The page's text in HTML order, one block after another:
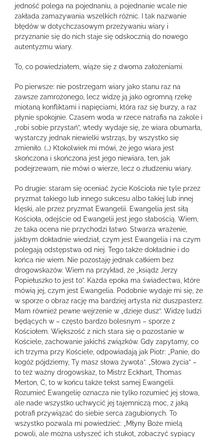
jedność polega na pojednaniu, a pojednanie wcale nie
zakłada zamazywania wszelkich różnic. I tak nazwanie
błędów w dotychczasowym przeżywaniu wiary i
przyznanie się do nich staje się odskocznią do nowego
autentyzmu wiary.
To, co powiedziałem, wiąże się z dwoma założeniami.
Po pierwsze: nie postrzegam wiary jako stanu raz na
zawsze zamrożonego, lecz widzę ją jako ogromną rzekę
miotaną konfliktami i napięciami, która raz się burzy, a raz
płynie spokojnie. Czasem woda w rzece natrafia na zakole i
„robi sobie przystań”, wtedy wydaje się, że wiara obumarła,
wystarczy jednak niewielki wstrząs, by wszystko się
zmieniło. (…) Ktokolwiek mi mówi, że jego wiara jest
skończona i skończona jest jego niewiara, ten, jak
podejrzewam, nie mówi o wierze, lecz o złudzeniu wiary.
Po drugie: staram się oceniać życie Kościoła nie tyle przez
pryzmat takiego lub innego sukcesu albo takiej lub innej
klęski, ale przez pryzmat Ewangelii. Ewangelia jest siłą
Kościoła, odejście od Ewangelii jest jego słabością. Wiem,
że taka ocena nie przychodzi łatwo. Stwarza wrażenie,
jakbym dokładnie wiedział, czym jest Ewangelia i na czym
polegają odstępstwa od niej. Tego także dokładnie i do
końca nie wiem. Nie pozostaję jednak całkiem bez
drogowskazów. Wiem na przykład, że „ksiądz Jerzy
Popiełuszko to jest to”. Każda epoka ma świadectwa, które
mówią jej, czym jest Ewangelia. Podobnie wydaje mi się, że
w sporze o obraz rację ma bardziej artysta niż duszpasterz.
Mam również pewne wejrzenie w „dzieje dusz”. Widzę ludzi
będących w – często bardzo bolesnym – sporze z
Kościołem. Większość z nich stara się o pozostanie w
Kościele, zachowanie jakichś związków. Gdy zapytamy, co
ich trzyma przy Kościele, odpowiadają jak Piotr: „Panie, do
kogóż pójdziemy, Ty masz słowa żywota”. „Słowa życia” –
to też ważny drogowskaz, to Mistrz Eckhart, Thomas
Merton, C, to w końcu także tekst samej Ewangelii.
Rozumieć Ewangelię oznacza nie tylko rozumieć jej słowa,
ale nade wszystko uchwycić jej tajemniczą moc, z jaką
potrafi przywiązać do siebie serca zagubionych. To
wszystko pozwala mi powiedzieć: „Młyny Boże mielą
powoli, ale można usłyszeć ich stukot, zobaczyć sypiący